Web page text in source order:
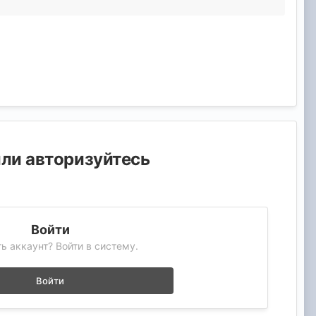
авторизуйтесь
Войти
аккаунт? Войти в систему.
Войти